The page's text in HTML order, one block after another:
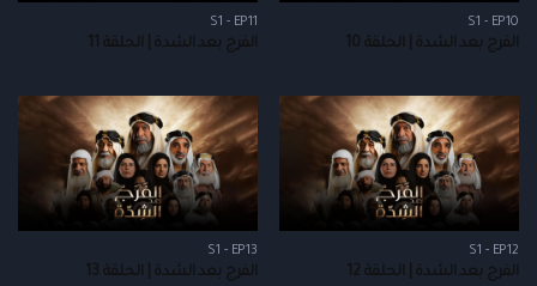
S1 - EP10
الفرج بعد الشدة | الحلقة 10
S1 - EP11
الفرج بعد الشدة | الحلقة 11
S1 - EP12
الفرج بعد الشدة | الحلقة 12
S1 - EP13
الفرج بعد الشدة | الحلقة 13